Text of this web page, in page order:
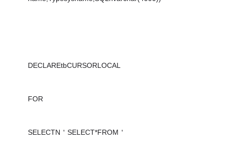
DECLAREtbCURSORLOCAL
FOR
SELECTN＇SELECT*FROM＇